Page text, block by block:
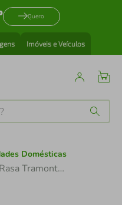
Quero
Imóveis e Veículos
Domésticas
Caçarola Rasa Tramontina Professional Gourmet Inox - 16cm